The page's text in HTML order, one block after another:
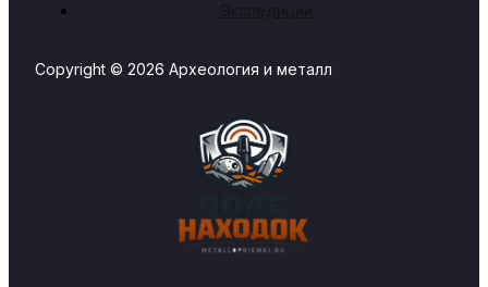
Экспедиции
Copyright © 2026 Археология и металл